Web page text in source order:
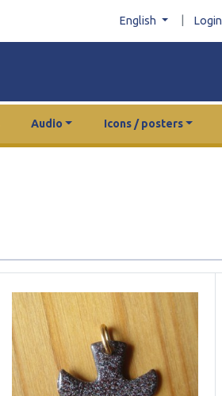
English Login
Audio Icons / posters